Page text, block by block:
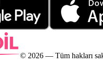
© 2026 — Tüm hakları